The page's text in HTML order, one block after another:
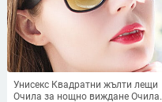
Унисекс Квадратни жълти лещи
Очила за нощно виждане Очила